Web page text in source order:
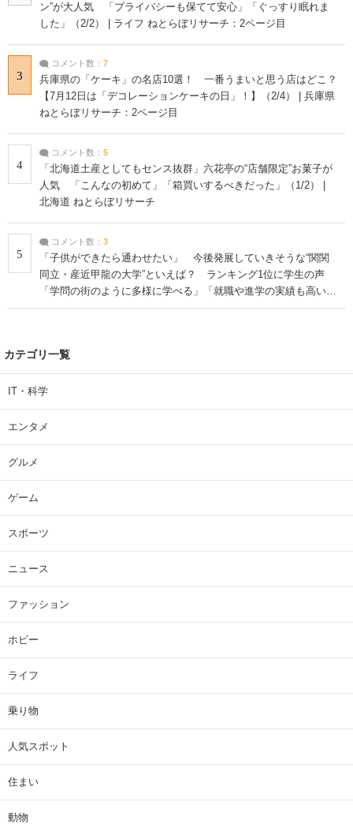
ン”が大人気 「プライバシーも保てて安心」「ぐっすり眠れま
した」（2/2） | ライフ ねとらぼリサーチ：2ページ目
3
コメント数： 7
兵庫県の「ケーキ」の名店10選！ 一番うまいと思う店はどこ？
【7月12日は「デコレーションケーキの日」！】（2/4） | 兵庫県
ねとらぼリサーチ：2ページ目
4
コメント数： 5
「北海道土産としてもセンス抜群」六花亭の“店舗限定”お菓子が
人気 「こんなの初めて」「箱買いするべきだった」（1/2） |
北海道 ねとらぼリサーチ
5
コメント数： 3
「子供ができたら通わせたい」 今後発展していきそうな“関関
同立・産近甲龍の大学”といえば？ ランキング1位に学生の声
「学問の街のように多様に学べる」「就職や進学の実績も高い」
| 大学 ねとらぼリサーチ
カテゴリ一覧
IT・科学
エンタメ
グルメ
ゲーム
スポーツ
ニュース
ファッション
ホビー
ライフ
乗り物
人気スポット
住まい
動物